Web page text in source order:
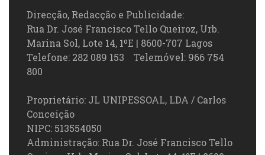
Direcção, Redacção e Publicidade:
Rua Dr. José Francisco Tello Queiroz, Urb.
Marina Sol, Lote 14, 1ºE | 8600-707 Lagos
Telefone: 282 089 153 Telemóvel: 966 754
800
Proprietário: JL UNIPESSOAL, LDA / Carlos
Conceição
NIPC: 513554050
Administração: Rua Dr. José Francisco Tello